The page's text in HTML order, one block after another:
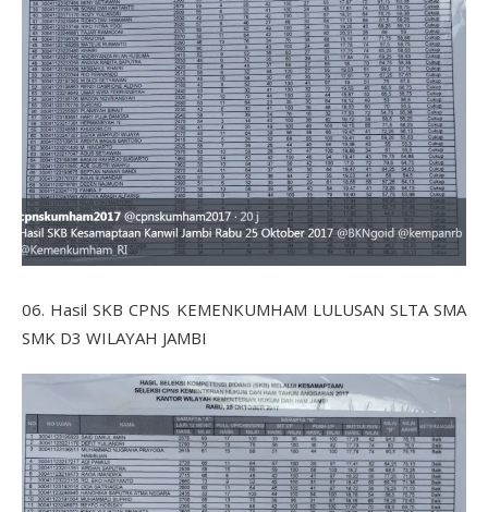
06. Hasil SKB CPNS KEMENKUMHAM LULUSAN SLTA SMA
SMK D3 WILAYAH JAMBI